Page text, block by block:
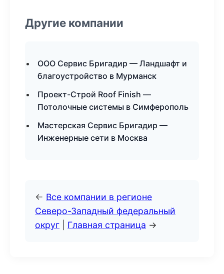
Другие компании
ООО Сервис Бригадир — Ландшафт и
благоустройство в Мурманск
Проект-Строй Roof Finish —
Потолочные системы в Симферополь
Мастерская Сервис Бригадир —
Инженерные сети в Москва
← Все компании в регионе
Северо-Западный федеральный
округ
Главная страница →